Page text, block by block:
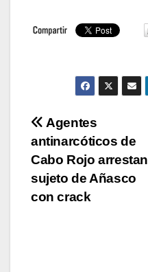
Navegación
de
entradas
Agentes
antinarcóticos de
Cabo Rojo arrestan
sujeto de Añasco
con crack